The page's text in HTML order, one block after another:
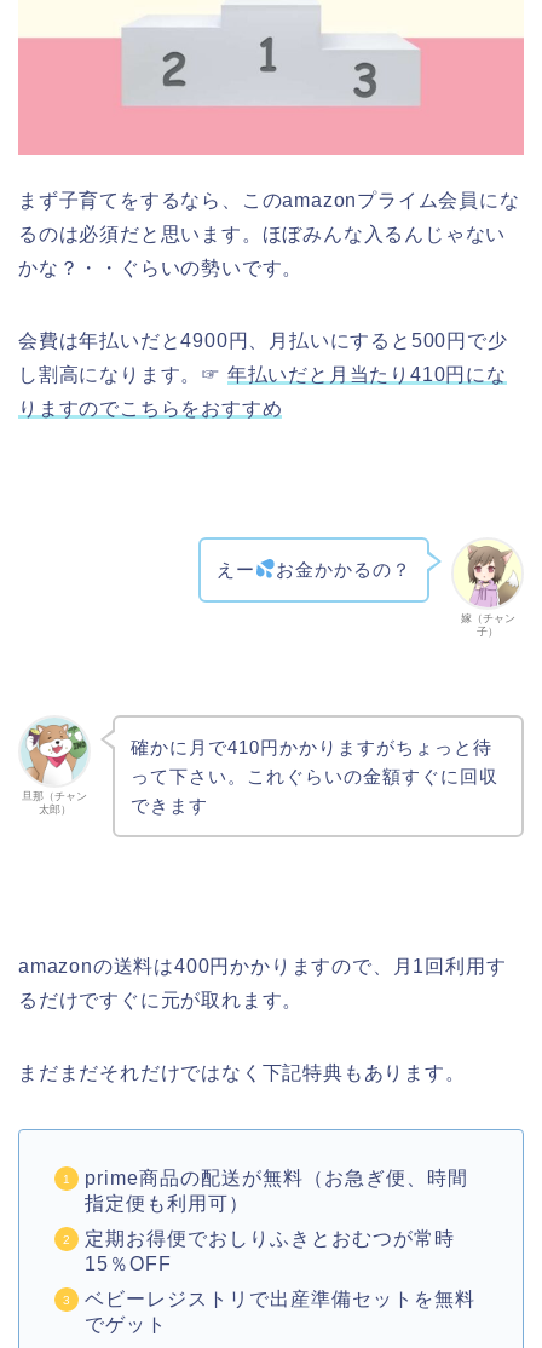
まず子育てをするなら、このamazonプライム会員にな
るのは必須だと思います。ほぼみんな入るんじゃない
かな？・・ぐらいの勢いです。
会費は年払いだと4900円、月払いにすると500円で少
し割高になります。☞ 年払いだと月当たり410円にな
りますのでこちらをおすすめ
嫁（チャン
子）
えー お金かかるの？
旦那（チャン
太郎）
確かに月で410円かかりますがちょっと待
って下さい。これぐらいの金額すぐに回収
できます
amazonの送料は400円かかりますので、月1回利用す
るだけですぐに元が取れます。
まだまだそれだけではなく下記特典もあります。
prime商品の配送が無料（お急ぎ便、時間
指定便も利用可）
定期お得便でおしりふきとおむつが常時
15％OFF
ベビーレジストリで出産準備セットを無料
でゲット